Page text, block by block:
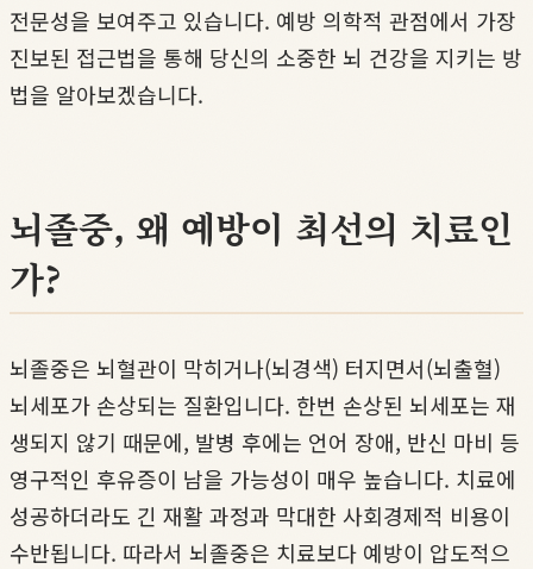
전문성을 보여주고 있습니다. 예방 의학적 관점에서 가장
진보된 접근법을 통해 당신의 소중한 뇌 건강을 지키는 방
법을 알아보겠습니다.
뇌졸중, 왜 예방이 최선의 치료인
가?
뇌졸중은 뇌혈관이 막히거나(뇌경색) 터지면서(뇌출혈)
뇌세포가 손상되는 질환입니다. 한번 손상된 뇌세포는 재
생되지 않기 때문에, 발병 후에는 언어 장애, 반신 마비 등
영구적인 후유증이 남을 가능성이 매우 높습니다. 치료에
성공하더라도 긴 재활 과정과 막대한 사회경제적 비용이
수반됩니다. 따라서 뇌졸중은 치료보다 예방이 압도적으